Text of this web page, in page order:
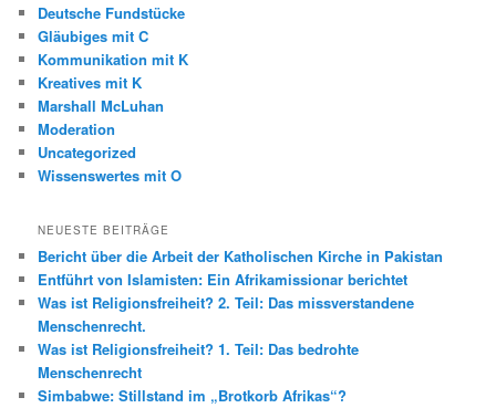
n
Deutsche Fundstücke
Gläubiges mit C
Kommunikation mit K
Kreatives mit K
Marshall McLuhan
Moderation
Uncategorized
Wissenswertes mit O
NEUESTE BEITRÄGE
Bericht über die Arbeit der Katholischen Kirche in Pakistan
Entführt von Islamisten: Ein Afrikamissionar berichtet
Was ist Religionsfreiheit? 2. Teil: Das missverstandene
Menschenrecht.
Was ist Religionsfreiheit? 1. Teil: Das bedrohte
Menschenrecht
Simbabwe: Stillstand im „Brotkorb Afrikas“?